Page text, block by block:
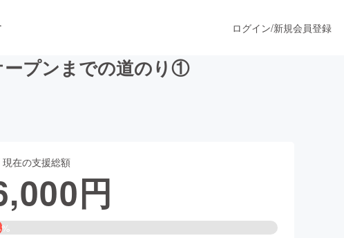
ンス
ログイン/新規会員登録
ープンまでの道のり①
現在の支援総額
円